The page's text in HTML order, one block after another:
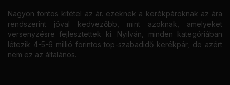
Nagyon fontos kitétel az ár. ezeknek a kerékpároknak az ára
rendszerint jóval kedvezőbb, mint azoknak, amelyeket
versenyzésre fejlesztettek ki. Nyilván, minden kategóriában
létezik 4-5-6 millió forintos top-szabadidő kerékpár, de azért
nem ez az általános.